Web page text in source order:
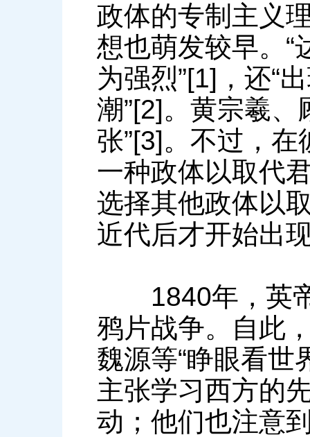
政体的专制主义
想也萌发较早。“
为强烈”[1]，还“
潮”[2]。黄宗羲
张”[3]。不过，
一种政体以取代
选择其他政体以
近代后才开始出
1840年，英帝
鸦片战争。自此
魏源等“睁眼看世
主张学习西方的
动；他们也注意